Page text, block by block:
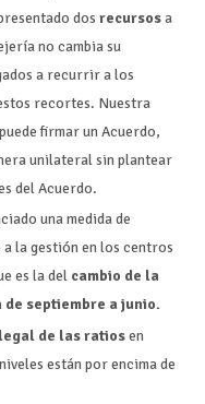
dosrecursosa
no cambia su
a recurrir a los
recortes. Nuestra
firmar un Acuerdo,
unilateral sin plantear
del Acuerdo.
una medida de
la gestión en los centros
es la del cambio de la
septiembre a junio.
de las ratiosen
están por encima de